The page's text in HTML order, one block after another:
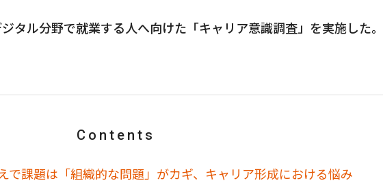
タル分野で就業する人へ向けた「キャリア意識調査」を実施した。
Contents
で課題は「組織的な問題」がカギ、キャリア形成における悩み